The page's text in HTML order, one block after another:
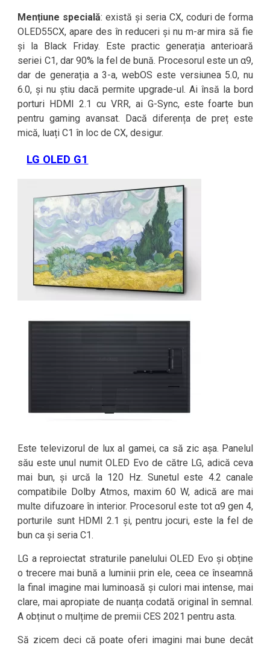
Mențiune specială: există și seria CX, coduri de forma
OLED55CX, apare des în reduceri și nu m-ar mira să fie
și la Black Friday. Este practic generația anterioară
seriei C1, dar 90% la fel de bună. Procesorul este un α9,
dar de generația a 3-a, webOS este versiunea 5.0, nu
6.0, și nu știu dacă permite upgrade-ul. Ai însă la bord
porturi HDMI 2.1 cu VRR, ai G-Sync, este foarte bun
pentru gaming avansat. Dacă diferența de preț este
mică, luați C1 în loc de CX, desigur.
LG OLED G1
Este televizorul de lux al gamei, ca să zic așa. Panelul
său este unul numit OLED Evo de către LG, adică ceva
mai bun, și urcă la 120 Hz. Sunetul este 4.2 canale
compatibile Dolby Atmos, maxim 60 W, adică are mai
multe difuzoare în interior. Procesorul este tot α9 gen 4,
porturile sunt HDMI 2.1 și, pentru jocuri, este la fel de
bun ca și seria C1.
LG a reproiectat straturile panelului OLED Evo și obține
o trecere mai bună a luminii prin ele, ceea ce înseamnă
la final imagine mai luminoasă și culori mai intense, mai
clare, mai apropiate de nuanța codată original în semnal.
A obținut o mulțime de premii CES 2021 pentru asta.
Să zicem deci că poate oferi imagini mai bune decât